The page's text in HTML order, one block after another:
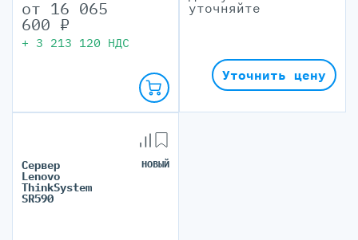
от 16 065
600 ₽
+ 3 213 120 НДС
уточняйте
Уточнить цену
Сервер
Lenovo
ThinkSystem
SR590
НОВЫЙ